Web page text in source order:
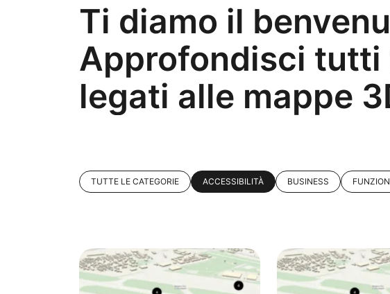
Ti diamo il
Approfondisci tutti
legati alle mappe
TUTTE LE CATEGORIE ACCESSIBILITÀ BUSINESS